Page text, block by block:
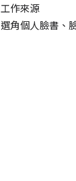
工作來源
選角個人臉書、